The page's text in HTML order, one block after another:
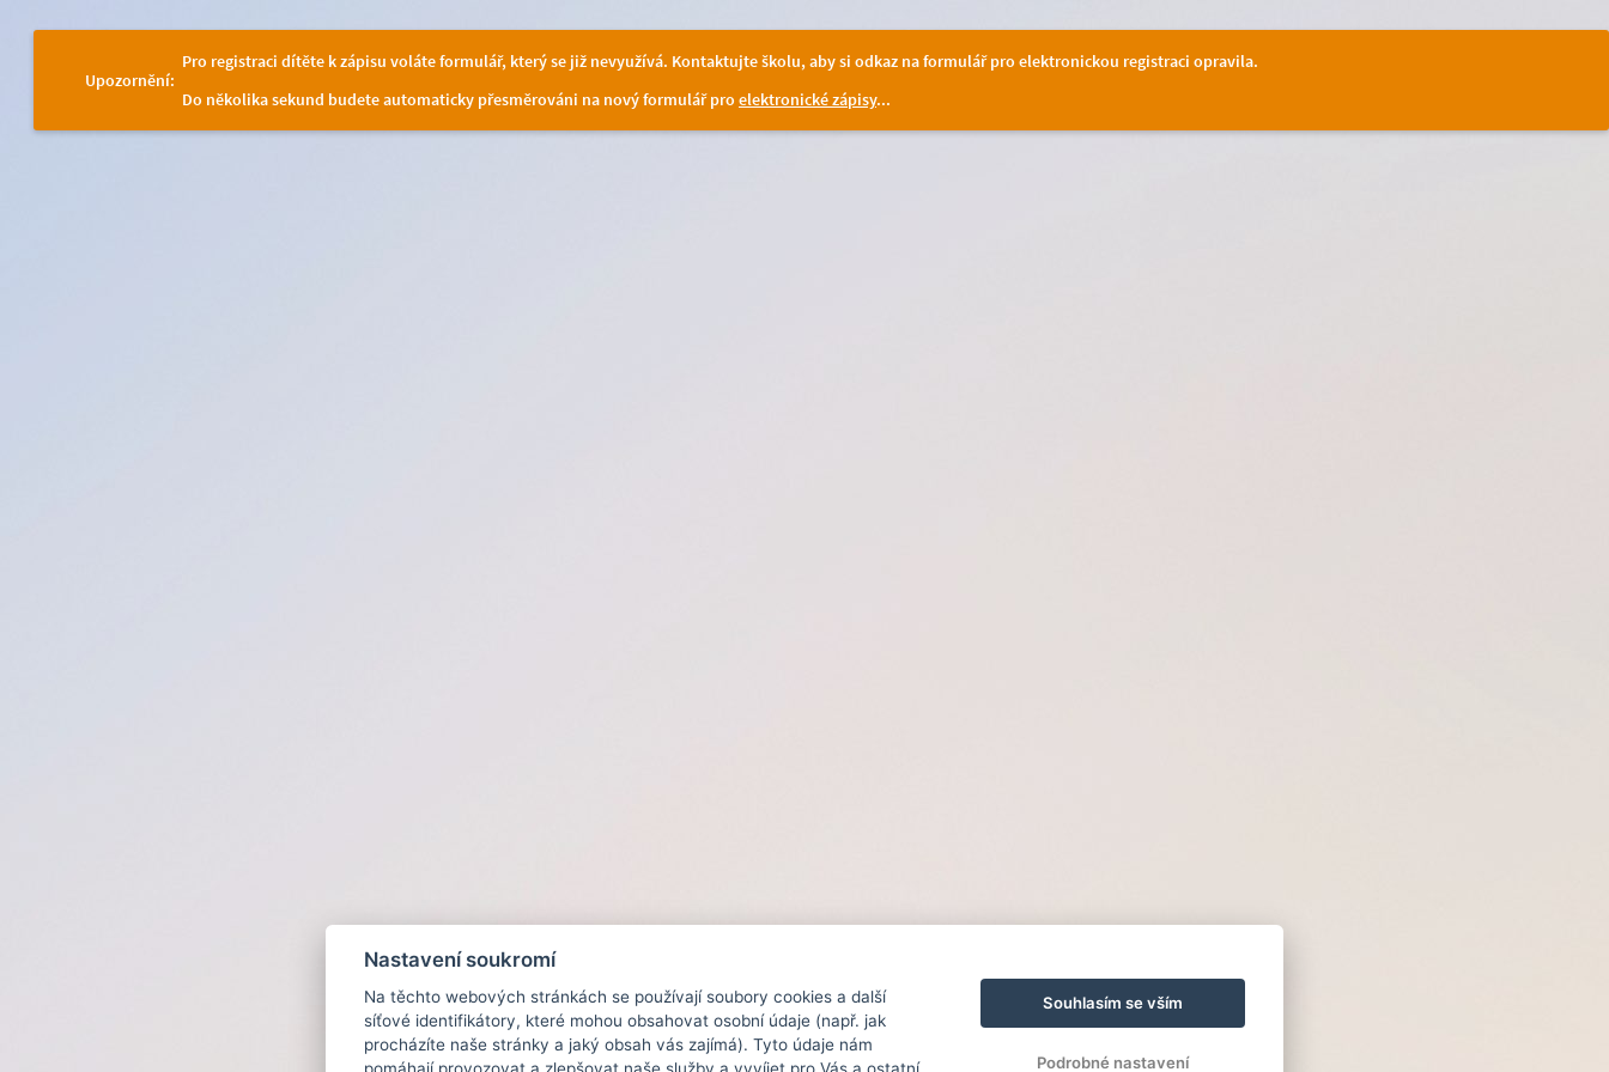
Upozornění:
Pro registraci dítěte k zápisu voláte formulář, který se již nevyužívá. Kontaktujte školu, aby si odkaz na formulář pro elektronickou registraci opravila.
Do několika sekund budete automaticky přesměrováni na nový formulář pro elektronické zápisy...
Nastavení soukromí
Na těchto webových stránkách se používají soubory cookies a další
síťové identifikátory, které mohou obsahovat osobní údaje (např. jak
procházíte naše stránky a jaký obsah vás zajímá). Tyto údaje nám
Souhlasím se vším
Podrobné nastavení